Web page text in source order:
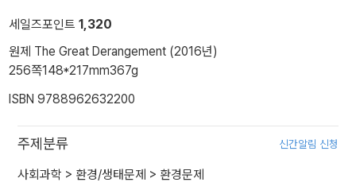
세일즈포인트 1,320
원제 The Great Derangement (2016년)
256쪽148*217mm367g
ISBN 9788962632200
주제분류 신간알림 신청
사회과학 > 환경/생태문제 > 환경문제